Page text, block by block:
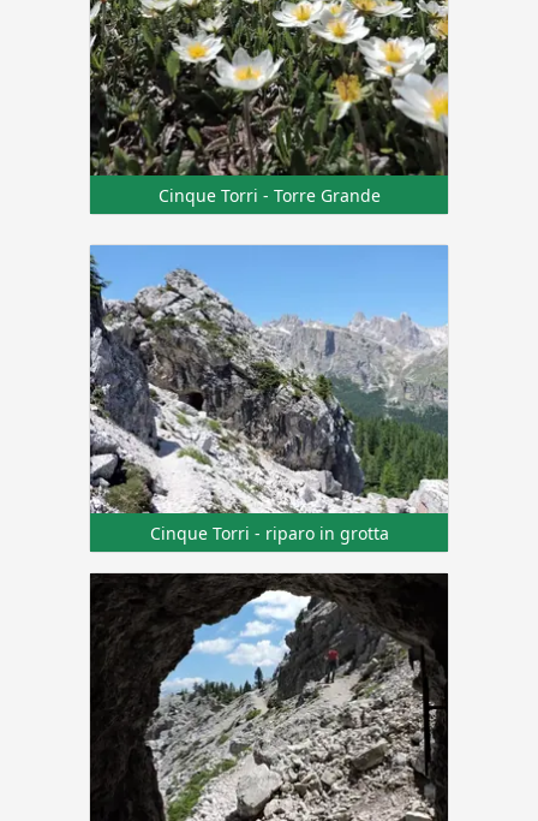
Cinque Torri - Torre Grande
Cinque Torri - riparo in grotta